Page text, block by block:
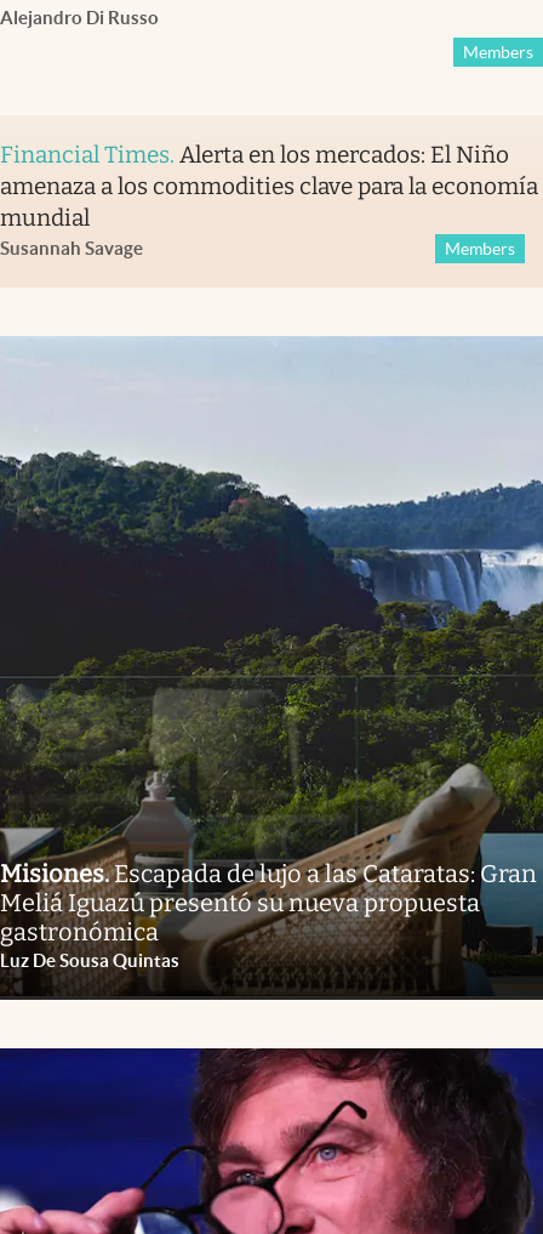
Alejandro Di Russo
Members
Financial Times. Alerta en los mercados: El Niño
amenaza a los commodities clave para la economía
mundial
Susannah Savage Members
Misiones.Escapada de lujo a las Cataratas: Gran
Meliá Iguazú presentó su nueva propuesta
gastronómica
Luz De Sousa Quintas